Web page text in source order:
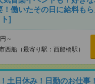
働いたその日に給料も
]
～
西船（最寄り駅：西船橋駅）
土日休み！日勤のお仕事